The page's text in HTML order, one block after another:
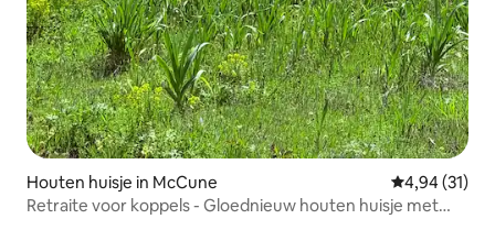
Houten huisje in McCune Gemiddelde
4,94 (31)
Retraite voor koppels - Gloednieuw houten huisje met